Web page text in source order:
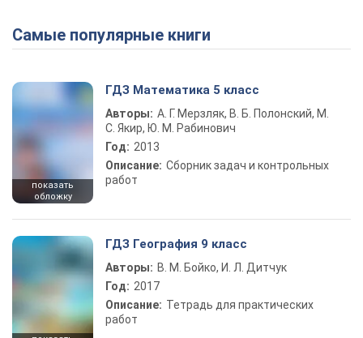
Самые популярные книги
показать
обложку
ГДЗ Математика 5 класс
Авторы: А. Г. Мерзляк, В. Б. Полонский, М.
С. Якир, Ю. М. Рабинович
Год: 2013
Описание: Сборник задач и контрольных
работ
ГДЗ География 9 класс
Авторы: В. М. Бойко, И. Л. Дитчук
Год: 2017
Описание: Тетрадь для практических
работ